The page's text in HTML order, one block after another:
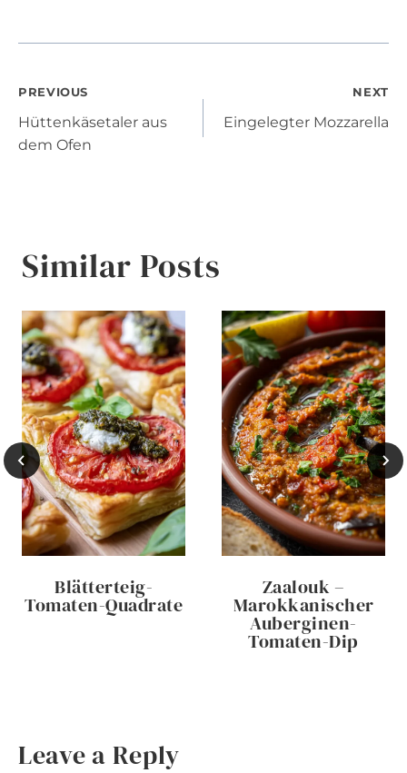
Post
navigation
PREVIOUS
Hüttenkäsetaler aus
dem Ofen
NEXT
Eingelegter Mozzarella
Similar Posts
Blätterteig-
Tomaten-Quadrate
Zaalouk –
Marokkanischer
Auberginen-
Tomaten-Dip
Leave a Reply